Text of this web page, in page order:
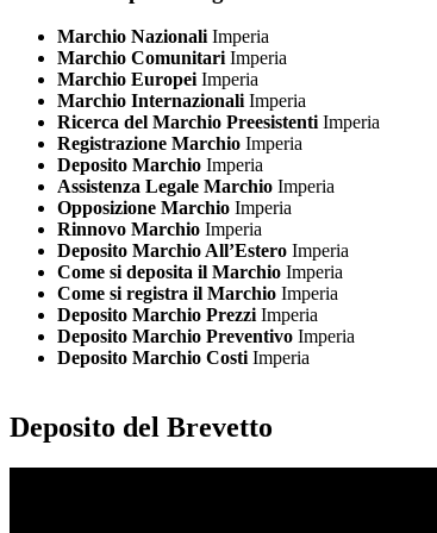
Marchio Nazionali Imperia
Marchio Comunitari Imperia
Marchio Europei Imperia
Marchio Internazionali Imperia
Ricerca del Marchio Preesistenti Imperia
Registrazione Marchio Imperia
Deposito Marchio Imperia
Assistenza Legale Marchio Imperia
Opposizione Marchio Imperia
Rinnovo Marchio Imperia
Deposito Marchio All’Estero Imperia
Come si deposita il Marchio Imperia
Come si registra il Marchio Imperia
Deposito Marchio Prezzi Imperia
Deposito Marchio Preventivo Imperia
Deposito Marchio Costi Imperia
Deposito del Brevetto